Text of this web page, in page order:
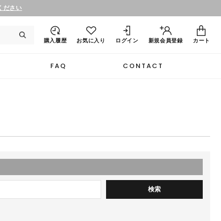
ださい
購入履歴 お気に入り ログイン 新規会員登録 カート
FAQ CONTACT